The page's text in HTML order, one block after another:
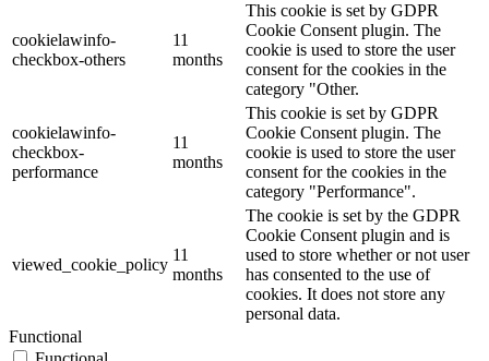
cookielawinfo-
checkbox-others
11
months
This cookie is set by GDPR
Cookie Consent plugin. The
cookie is used to store the user
consent for the cookies in the
category "Other.
cookielawinfo-
checkbox-
performance
11
months
This cookie is set by GDPR
Cookie Consent plugin. The
cookie is used to store the user
consent for the cookies in the
category "Performance".
viewed_cookie_policy
11
months
The cookie is set by the GDPR
Cookie Consent plugin and is
used to store whether or not user
has consented to the use of
cookies. It does not store any
personal data.
Functional